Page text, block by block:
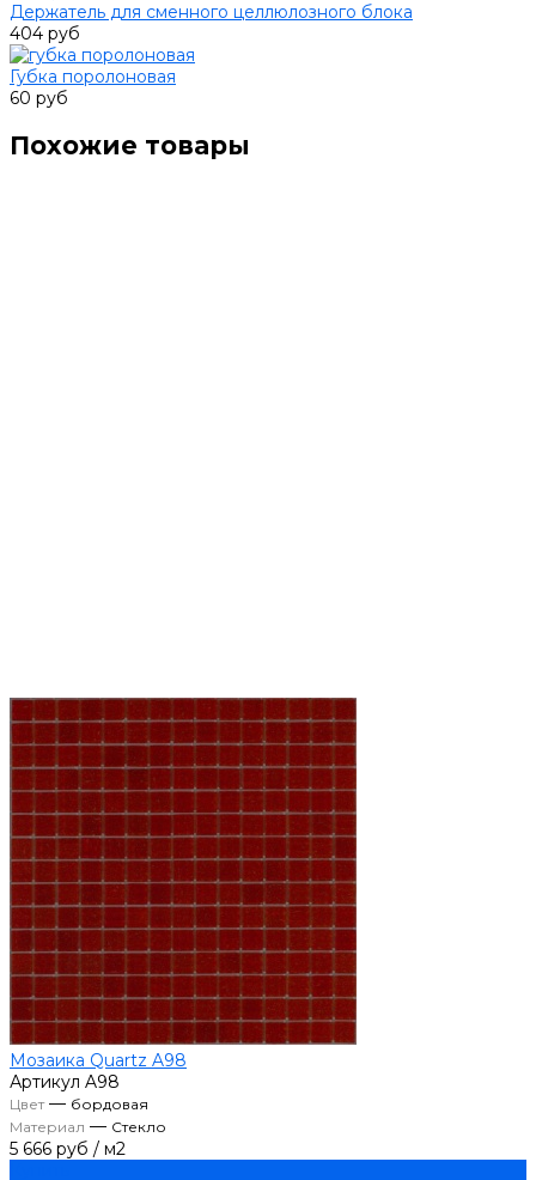
Держатель для сменного целлюлозного блока
404 руб
Губка поролоновая
60 руб
Похожие товары
Мозаика Quartz A98
Артикул A98
Цвет— бордовая
Материал — Стекло
5 666 руб / м2